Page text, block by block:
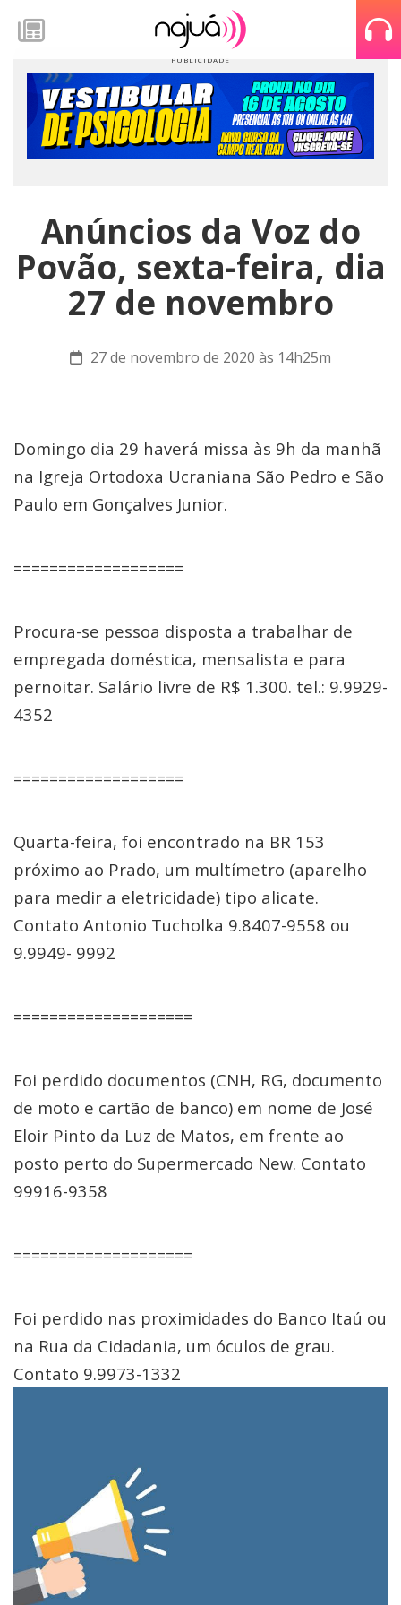
Anúncios da Voz do
Povão, sexta-feira, dia
27 de novembro
27 de novembro de 2020 às 14h25m
Domingo dia 29 haverá missa às 9h da manhã
na Igreja Ortodoxa Ucraniana São Pedro e São
Paulo em Gonçalves Junior.
===================
Procura-se pessoa disposta a trabalhar de
empregada doméstica, mensalista e para
pernoitar. Salário livre de R$ 1.300. tel.: 9.9929-
4352
===================
Quarta-feira, foi encontrado na BR 153
próximo ao Prado, um multímetro (aparelho
para medir a eletricidade) tipo alicate.
Contato Antonio Tucholka 9.8407-9558 ou
9.9949- 9992
====================
Foi perdido documentos (CNH, RG, documento
de moto e cartão de banco) em nome de José
Eloir Pinto da Luz de Matos, em frente ao
posto perto do Supermercado New. Contato
99916-9358
====================
Foi perdido nas proximidades do Banco Itaú ou
na Rua da Cidadania, um óculos de grau.
Contato 9.9973-1332